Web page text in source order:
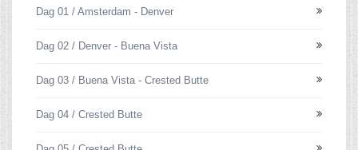
Dag 01 / Amsterdam - Denver
Dag 02 / Denver - Buena Vista
Dag 03 / Buena Vista - Crested Butte
Dag 04 / Crested Butte